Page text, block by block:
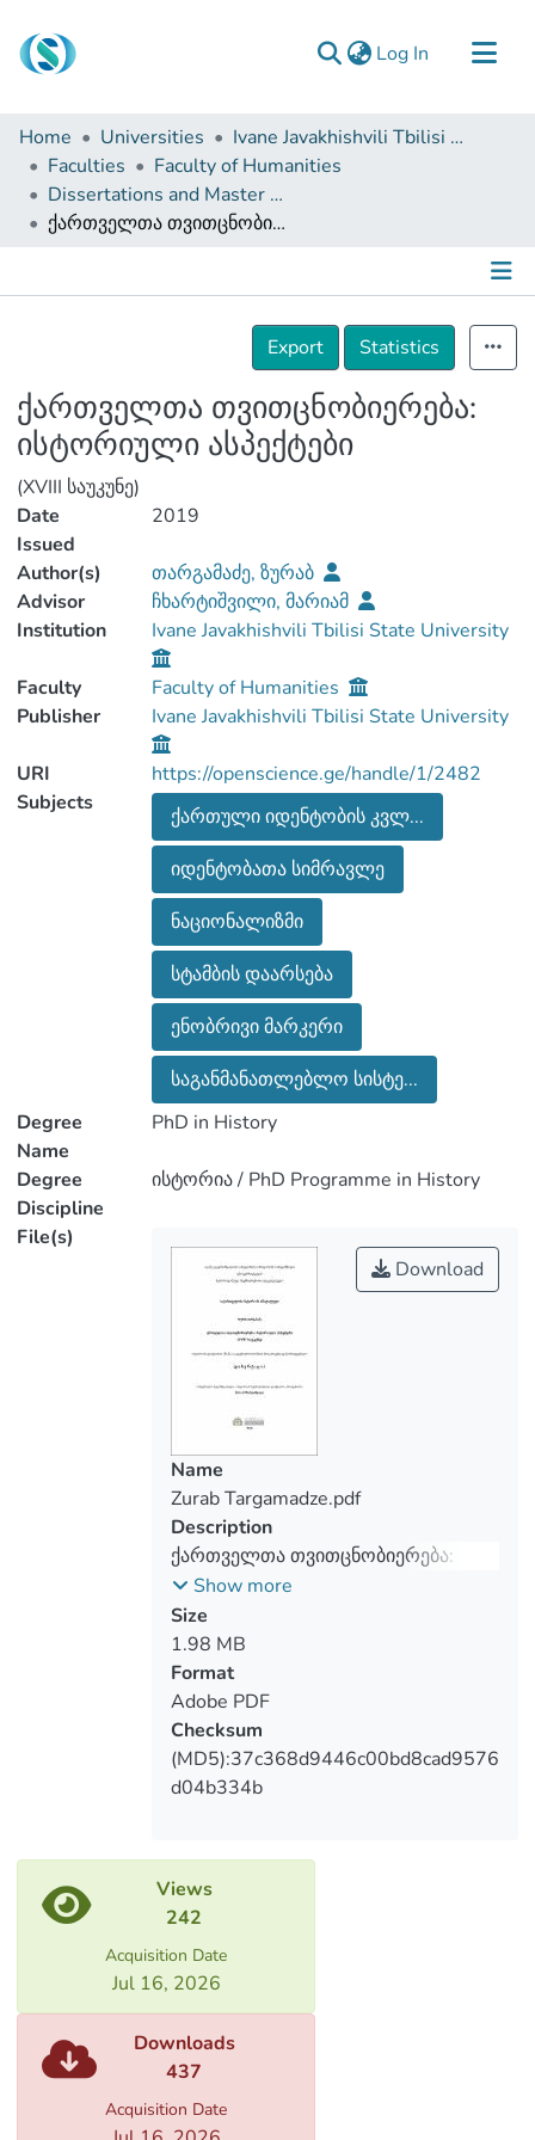
Log In (current)
Communities & Collections
Browse
Documentation
About Us
Home Universities
Ivane Javakhishvili Tbilisi State University
Faculties
Faculty of Humanities
Dissertations and Master Theses
ქართველთა თვითცნობიერება: ისტორიული ასპექტები
Details
Export
Statistics
ქართველთა თვითცნობიერება:
ისტორიული ასპექტები
(XVIII საუკუნე)
Date
Issued
2019
Author(s)
თარგამაძე, ზურაბ
Advisor
ჩხარტიშვილი, მარიამ
Institution
Ivane Javakhishvili Tbilisi State University
Faculty
Faculty of Humanities
Publisher
Ivane Javakhishvili Tbilisi State University
URI
https://openscience.ge/handle/1/2482
Subjects
ქართული იდენტობის კვლ...
იდენტობათა სიმრავლე
ნაციონალიზმი
სტამბის დაარსება
ენობრივი მარკერი
საგანმანათლებლო სისტე...
Degree
Name
PhD in History
Degree
Discipline
ისტორია / PhD Programme in History
File(s)
Download
Name
Zurab Targamadze.pdf
Description
ქართველთა თვითცნობიერება:
ისტორიული ასპექტები
Show more
Size
1.98 MB
Format
Adobe PDF
Checksum
(MD5):37c368d9446c00bd8cad9576
d04b334b
Views
242
Acquisition Date
Jul 16, 2026
Downloads
437
Acquisition Date